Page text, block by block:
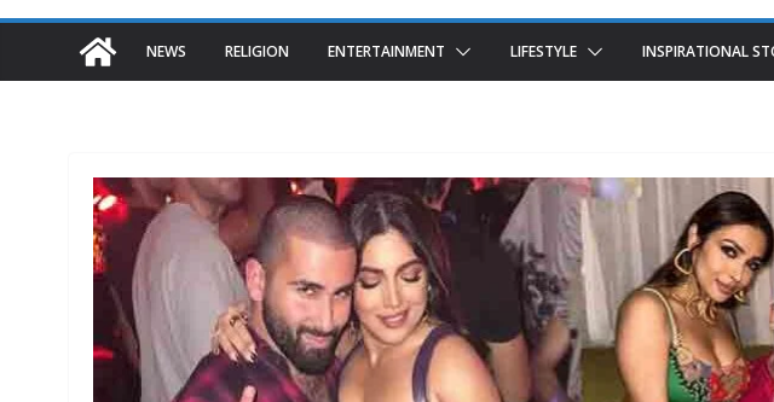
NEWS RELIGION ENTERTAINMENT LIFESTYLE INSPIRATIONAL